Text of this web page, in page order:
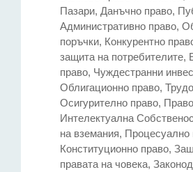
Пазари, Данъчно право,
Административно право,
поръчки, Конкурентно
защита на потребителите,
право, Чуждестранни
Облигационно право,
Осигурително право,
Интелектуална
на вземания, Процесуално
Конституционно право,
правата на човека,